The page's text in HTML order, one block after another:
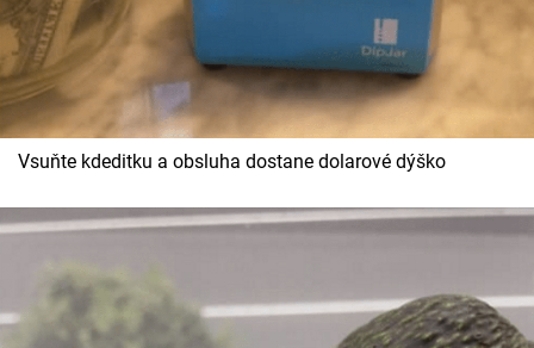
Sledujte prima+
Přihlášení
Vsuňte kdeditku a obsluha dostane dolarové dýško